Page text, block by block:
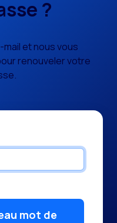
?
et nous vous
renouveler votre
mot de